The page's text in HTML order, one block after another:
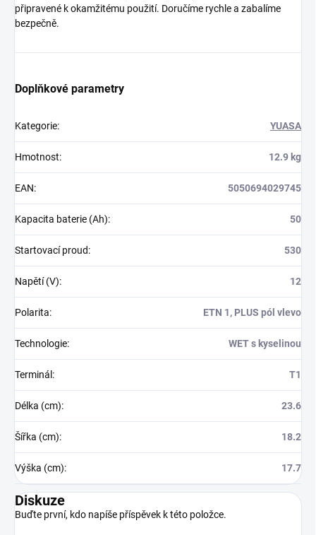
připravené k okamžitému použití. Doručíme rychle a zabalíme
bezpečně.
Doplňkové parametry
Kategorie: YUASA
Hmotnost: 12.9 kg
EAN: 5050694029745
Kapacita baterie (Ah): 50
Startovací proud: 530
Napětí (V): 12
Polarita: ETN 1, PLUS pól vlevo
Technologie: WET s kyselinou
Terminál : T1
Délka (cm): 23.6
Šířka (cm): 18.2
Výška (cm): 17.7
Diskuze
Buďte první, kdo napíše příspěvek k této položce.